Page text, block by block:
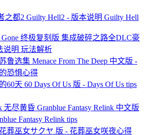
之都2 Guilty Hell2 - 版本说明 Guilty Hell
终极复刻版 集成破碎之路全DLC豪
说明 玩法解析
鲁选集 Menace From The Deep 中文版 -
恐惧心得
60天 60 Days Of Us 版 - Days Of Us tips
尽黄昏 Granblue Fantasy Relink 中文版
Fantasy Relink tips
葬巫女サクヤ 版 - 花葬巫女咲夜心得